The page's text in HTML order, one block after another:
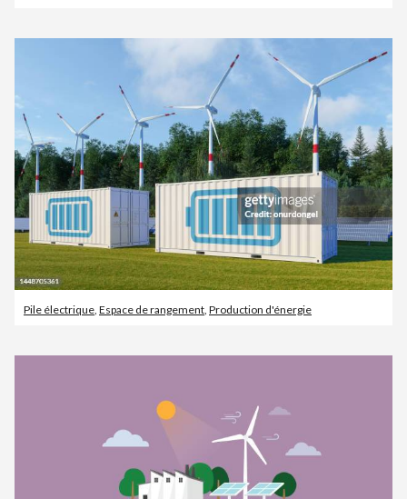
Pile électrique, Espace de rangement, Production d'énergie